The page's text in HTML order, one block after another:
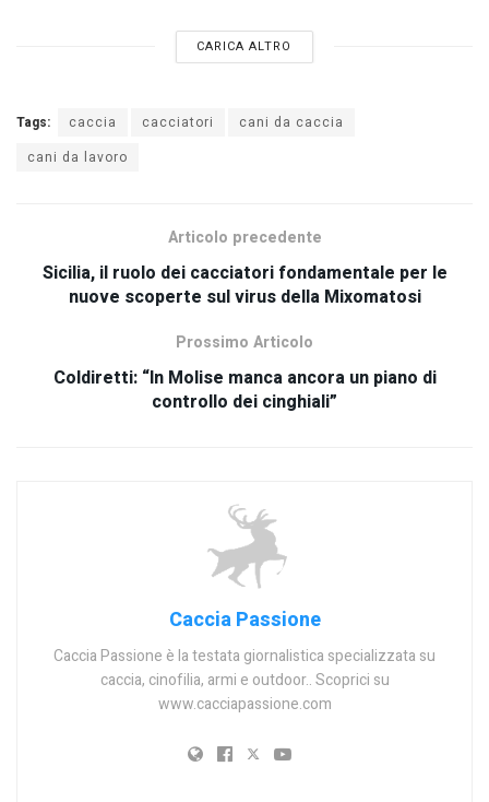
CARICA ALTRO
Tags: caccia cacciatori
cani da caccia
cani da lavoro
Articolo precedente
Sicilia, il ruolo dei cacciatori fondamentale per le
nuove scoperte sul virus della Mixomatosi
Prossimo Articolo
Coldiretti: “In Molise manca ancora un piano di
controllo dei cinghiali”
Caccia Passione
Caccia Passione è la testata giornalistica specializzata su
caccia, cinofilia, armi e outdoor.. Scoprici su
www.cacciapassione.com